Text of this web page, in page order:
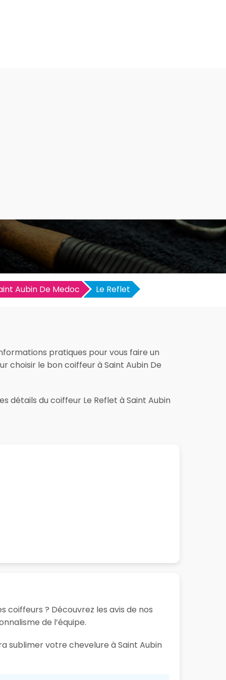
Aubin De Medoc Le Reflet
pratiques pour vous faire un
choisir le bon coiffeur à Saint Aubin De
détails du coiffeur Le Reflet à Saint Aubin
coiffeurs ? Découvrez les avis de nos
de l’équipe.
sublimer votre chevelure à Saint Aubin